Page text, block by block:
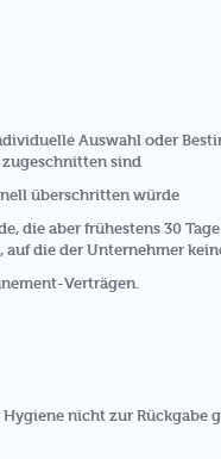
Auswahl oder
sind
überschritten würde
die aber frühestens 30
die der Unternehmer
Verträgen.
nicht zur Rückgabe